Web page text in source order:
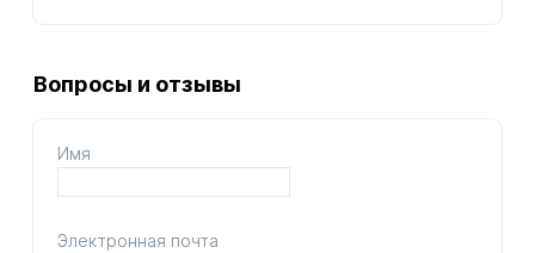
Вопросы и отзывы
Имя
Электронная почта